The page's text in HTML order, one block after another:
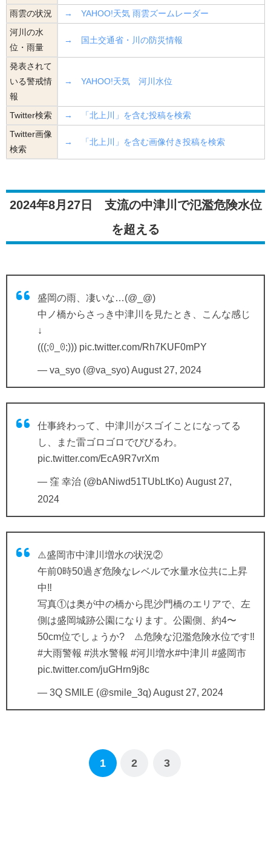
雨雲の状況
→ YAHOO!天気 雨雲ズームレーダー
河川の水
位・雨量
→ 国土交通省・川の防災情報
発表されて
いる警戒情
報
→ YAHOO!天気 河川水位
Twitter検索
→ 「北上川」を含む投稿を検索
Twitter画像
検索
→ 「北上川」を含む画像付き投稿を検索
2024年8月27日 支流の中津川で氾濫危険水位
を超える
盛岡の雨、凄いな…(⁠@⁠_⁠@⁠)
中ノ橋からさっき中津川を見たとき、こんな感じ
↓
(⁠(⁠(⁠;⁠ꏿ⁠_⁠ꏿ⁠;⁠)⁠)⁠) pic.twitter.com/Rh7KUF0mPY
— va_syo (@va_syo)August 27, 2024
仕事終わって、中津川がスゴイことになってる
し、また雷ゴロゴロでびびるわ。
pic.twitter.com/EcA9R7vrXm
— 窪 幸治 (@bANiwd51TUbLtKo) August 27,
2024
⚠️盛岡市中津川増水の状況②
午前0時50過ぎ危険なレベルで水量水位共に上昇
中‼️
写真①は奥が中の橋から毘沙門橋のエリアで、左
側は盛岡城跡公園になります。公園側、約4〜
50cm位でしょうか? ⚠️危険な氾濫危険水位です‼️
#大雨警報 #洪水警報 #河川増水#中津川
#盛岡市
pic.twitter.com/juGHrn9j8c
— 3Q SMILE (@smile_3q)August 27, 2024
1 2 3